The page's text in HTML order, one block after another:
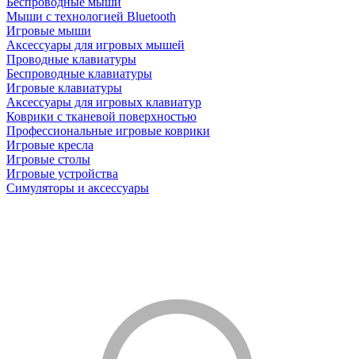
Мыши с технологией Bluetooth
Игровые мыши
Аксессуары для игровых мышей
Проводные клавиатуры
Беспроводные клавиатуры
Игровые клавиатуры
Аксессуары для игровых клавиатур
Коврики с тканевой поверхностью
Профессиональные игровые коврики
Игровые кресла
Игровые столы
Игровые устройства
Симуляторы и аксессуары